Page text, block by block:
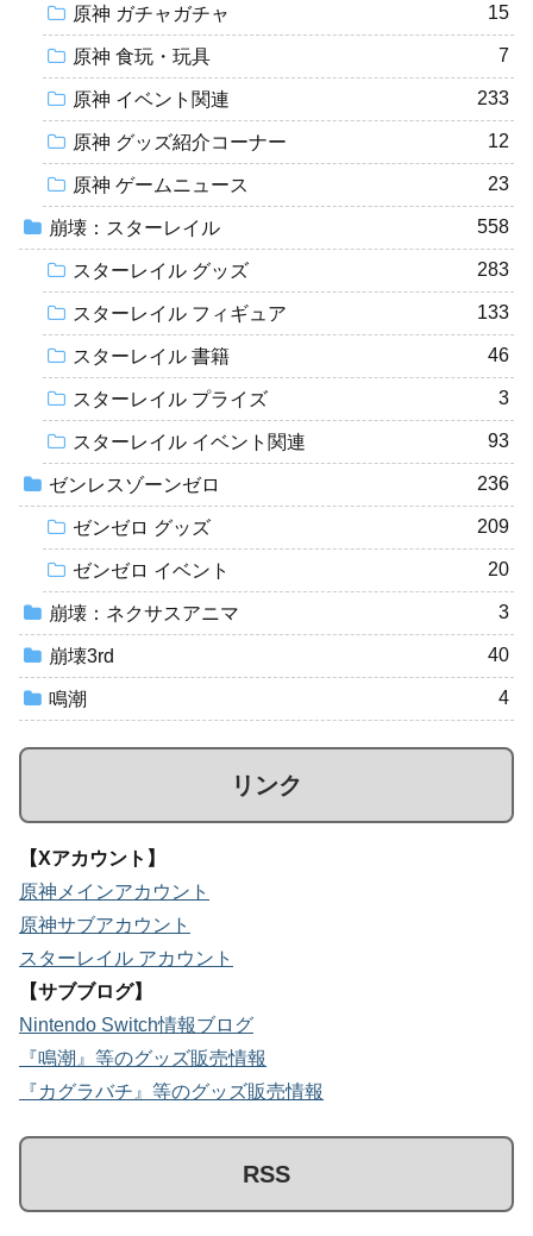
原神 ガチャガチャ 15
原神 食玩・玩具 7
原神 イベント関連 233
原神 グッズ紹介コーナー 12
原神 ゲームニュース 23
崩壊：スターレイル 558
スターレイル グッズ 283
スターレイル フィギュア 133
スターレイル 書籍 46
スターレイル プライズ 3
スターレイル イベント関連 93
ゼンレスゾーンゼロ 236
ゼンゼロ グッズ 209
ゼンゼロ イベント 20
崩壊：ネクサスアニマ 3
崩壊3rd 40
鳴潮 4
リンク
【Xアカウント】
原神メインアカウント
原神サブアカウント
スターレイル アカウント
【サブブログ】
Nintendo Switch情報ブログ
『鳴潮』等のグッズ販売情報
『カグラバチ』等のグッズ販売情報
RSS